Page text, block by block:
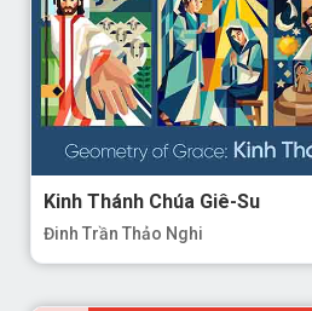
Kinh Thánh Chúa Giê-Su
Đinh Trần Thảo Nghi